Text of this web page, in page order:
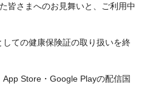
皆さまへのお見舞いと、ご利用中
しての健康保険証の取り扱いを終
App Store・Google Playの配信国